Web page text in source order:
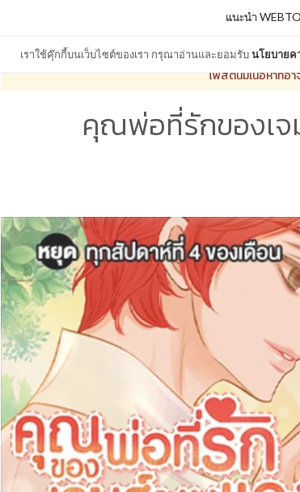
เราใช้คุ๊กกี้บนเว็บไซต์ของเรา กรุณาอ่านและยอมรับนโยบายค
แนะนำ
โพสต์นี้มีเนื้อหาที่อา
คุณพ่อที่รักของเ